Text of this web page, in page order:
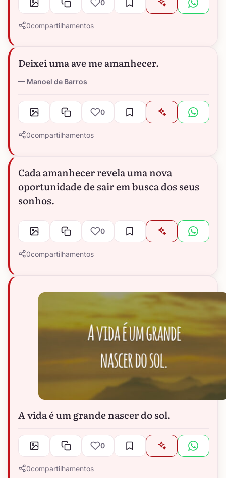
0
0compartilhamentos
Deixei uma ave me amanhecer.
Manoel de Barros
0
0compartilhamentos
Cada amanhecer revela uma nova
oportunidade de sair em busca dos seus
sonhos.
0
0compartilhamentos
A vida é um grande nascer do sol.
0
0compartilhamentos